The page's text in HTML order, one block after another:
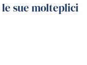
sue molteplici